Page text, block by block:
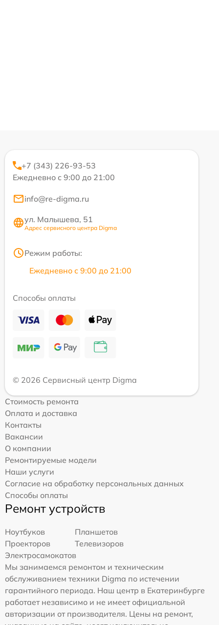
+7 (343) 226-93-53
Ежедневно с 9:00 до 21:00
info@re-digma.ru
ул. Малышева, 51
Адрес сервисного центра Digma
Режим работы:
Ежедневно с 9:00 до 21:00
Способы оплаты
© 2026 Сервисный центр Digma
Стоимость ремонта
Оплата и доставка
Контакты
Вакансии
О компании
Ремонтируемые модели
Наши услуги
Согласие на обработку персональных данных
Способы оплаты
Ремонт устройств
Ноутбуков
Планшетов
Проекторов
Телевизоров
Электросамокатов
Мы занимаемся ремонтом и техническим
обслуживанием техники Digma по истечении
гарантийного периода. Наш центр в Екатеринбурге
работает независимо и не имеет официальной
авторизации от производителя. Цены на ремонт,